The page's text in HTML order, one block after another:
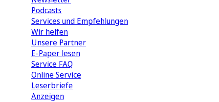
Podcasts
Services und Empfehlungen
Wir helfen
Unsere Partner
E-Paper lesen
Service FAQ
Online Service
Leserbriefe
Anzeigen